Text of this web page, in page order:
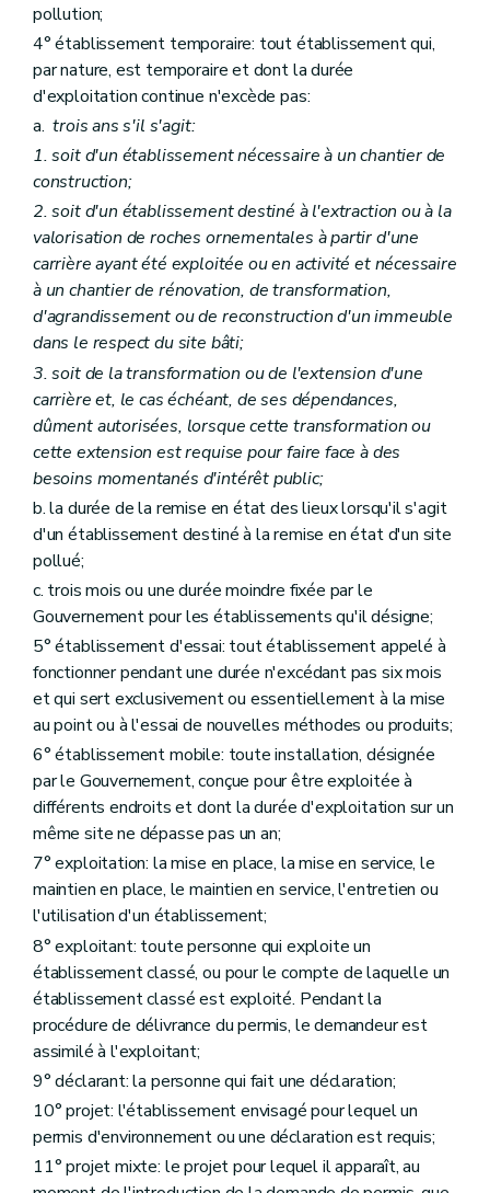
Chapitre V
Art. 42
Chapitre VI Etablissements mobiles
Art. 43
Art. 44
Chapitre VII
Contenu et effets du permis d'environnement
Section première
Art. 45
Section 2
Art. 46
Art. 47
Art. 48
Art. 49
Section 3
Durée de validité du permis
Art. 50
Art. 51
Art. 52
Section 4 Mise en oeuvre du permis
Art. 53
Art. 54
Chapitre VIII Conditions d'exploitation et obligations de l'exploitant
Section première Conditions d'exploitation
Art. 55bis
Art. 56
Art. 56bis
Section 2
Art. 58
Art. 59
Art. 59
bis
Art. 59 ter
Art.59quater
Section 3 Changement d'exploitant
Art. 60
Surveillance et mesures administratives
Section première Surveillance et inspection
Art. 61
Art. 62
Art. 63
Section 2 Mesures de police administrative
Sous-section première Action sur le permis en l'absence d'infraction
Art. 64
Art. 65
Art. 66
Art. 67
Art. 68
Art. 69
Art. 70
Sous-section 2 Action sur l'établissement en l'absence d'infraction
Art. 71
Sous-section 3 Action sur le permis ou la déclaration en cas d'infraction
Art. 72
Art. 73
Sous-section 4 Action sur l'établissement en cas d'infraction
Art. 74
Art. 75
pollution;
4° établissement temporaire: tout établissement qui,
par nature, est temporaire et dont la durée
d'exploitation continue n'excède pas:
a.trois ans s'il s'agit:
1. soit d'un établissement nécessaire à un chantier de
construction;
2. soit d'un établissement destiné à l'extraction ou à la
valorisation de roches ornementales à partir d'une
carrière ayant été exploitée ou en activité et nécessaire
à un chantier de rénovation, de transformation,
d'agrandissement ou de reconstruction d'un immeuble
dans le respect du site bâti;
3. soit de la transformation ou de l'extension d'une
carrière et, le cas échéant, de ses dépendances,
dûment autorisées, lorsque cette transformation ou
cette extension est requise pour faire face à des
besoins momentanés d'intérêt public;
b. la durée de la remise en état des lieux lorsqu'il s'agit
d'un établissement destiné à la remise en état d'un site
pollué;
c. trois mois ou une durée moindre fixée par le
Gouvernement pour les établissements qu'il désigne;
5° établissement d'essai: tout établissement appelé à
fonctionner pendant une durée n'excédant pas six mois
et qui sert exclusivement ou essentiellement à la mise
au point ou à l'essai de nouvelles méthodes ou produits;
6° établissement mobile: toute installation, désignée
par le Gouvernement, conçue pour être exploitée à
différents endroits et dont la durée d'exploitation sur un
même site ne dépasse pas un an;
7° exploitation: la mise en place, la mise en service, le
maintien en place, le maintien en service, l'entretien ou
l'utilisation d'un établissement;
8° exploitant: toute personne qui exploite un
établissement classé, ou pour le compte de laquelle un
établissement classé est exploité. Pendant la
procédure de délivrance du permis, le demandeur est
assimilé à l'exploitant;
9° déclarant: la personne qui fait une déclaration;
10° projet: l'établissement envisagé pour lequel un
permis d'environnement ou une déclaration est requis;
11° projet mixte: le projet pour lequel il apparaît, au